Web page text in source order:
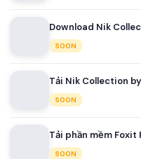
Download Nik
SOON
SOON
SOON